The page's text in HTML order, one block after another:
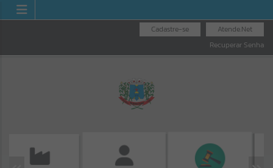
Atende.Net
Cadastre-se
Recuperar Senha